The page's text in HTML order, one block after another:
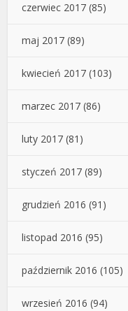
czerwiec 2017 (85)
maj 2017 (89)
kwiecień 2017 (103)
marzec 2017 (86)
luty 2017 (81)
styczeń 2017 (89)
grudzień 2016 (91)
listopad 2016 (95)
październik 2016 (105)
wrzesień 2016 (94)